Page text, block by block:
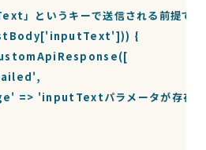
」というキーで送信される前提です
{
=> 'inputTextパラメータが存在